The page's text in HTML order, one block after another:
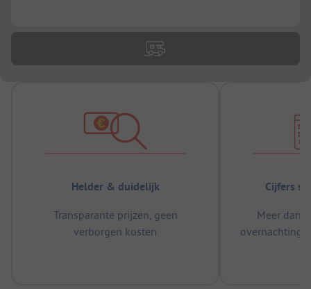
Helder & duidelijk
Transparante prijzen, geen
verborgen kosten
Cijfers
Meer dan